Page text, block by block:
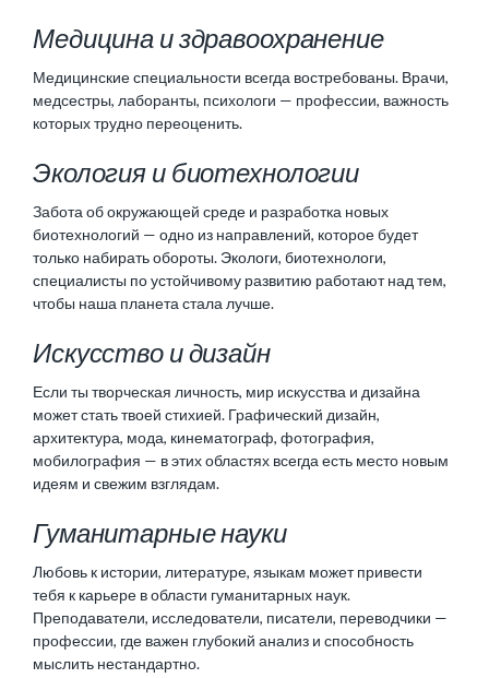
Медицина и здравоохранение
Медицинские специальности всегда востребованы. Врачи,
медсестры, лаборанты, психологи — профессии, важность
которых трудно переоценить.
Экология и биотехнологии
Забота об окружающей среде и разработка новых
биотехнологий — одно из направлений, которое будет
только набирать обороты. Экологи, биотехнологи,
специалисты по устойчивому развитию работают над тем,
чтобы наша планета стала лучше.
Искусство и дизайн
Если ты творческая личность, мир искусства и дизайна
может стать твоей стихией. Графический дизайн,
архитектура, мода, кинематограф, фотография,
мобилография — в этих областях всегда есть место новым
идеям и свежим взглядам.
Гуманитарные науки
Любовь к истории, литературе, языкам может привести
тебя к карьере в области гуманитарных наук.
Преподаватели, исследователи, писатели, переводчики —
профессии, где важен глубокий анализ и способность
мыслить нестандартно.